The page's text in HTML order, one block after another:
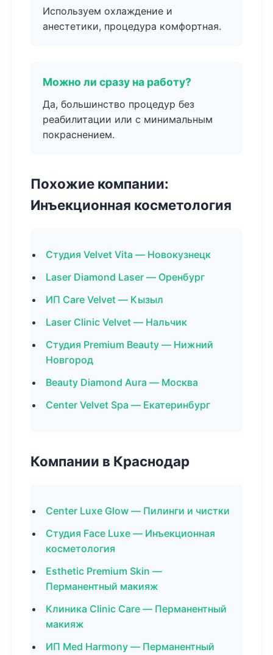
Используем охлаждение и
анестетики, процедура комфортная.
Можно ли сразу на работу?
Да, большинство процедур без
реабилитации или с минимальным
покраснением.
Похожие компании:
Инъекционная косметология
Студия Velvet Vita — Новокузнецк
Laser Diamond Laser — Оренбург
ИП Care Velvet — Кызыл
Laser Clinic Velvet — Нальчик
Студия Premium Beauty — Нижний
Новгород
Beauty Diamond Aura — Москва
Center Velvet Spa — Екатеринбург
Компании в Краснодар
Center Luxe Glow — Пилинги и чистки
Студия Face Luxe — Инъекционная
косметология
Esthetic Premium Skin —
Перманентный макияж
Клиника Clinic Care — Перманентный
макияж
ИП Med Harmony — Перманентный